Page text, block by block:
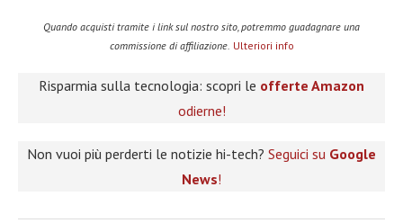
Quando acquisti tramite i link sul nostro sito, potremmo guadagnare una
commissione di affiliazione. Ulteriori info
Risparmia sulla tecnologia: scopri le offerte Amazon
odierne!
Non vuoi più perderti le notizie hi-tech? Seguici su Google
News!